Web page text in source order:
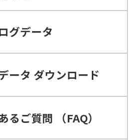
グデータ
ータ ダウンロード
るご質問 （FAQ）